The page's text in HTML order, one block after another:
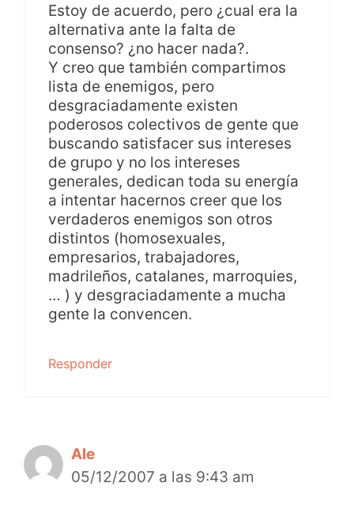
Estoy de acuerdo, pero ¿cual era la
alternativa ante la falta de
consenso? ¿no hacer nada?.
Y creo que también compartimos
lista de enemigos, pero
desgraciadamente existen
poderosos colectivos de gente que
buscando satisfacer sus intereses
de grupo y no los intereses
generales, dedican toda su energía
a intentar hacernos creer que los
verdaderos enemigos son otros
distintos (homosexuales,
empresarios, trabajadores,
madrileños, catalanes, marroquies,
… ) y desgraciadamente a mucha
gente la convencen.
Responder
Ale
05/12/2007 a las 9:43 am